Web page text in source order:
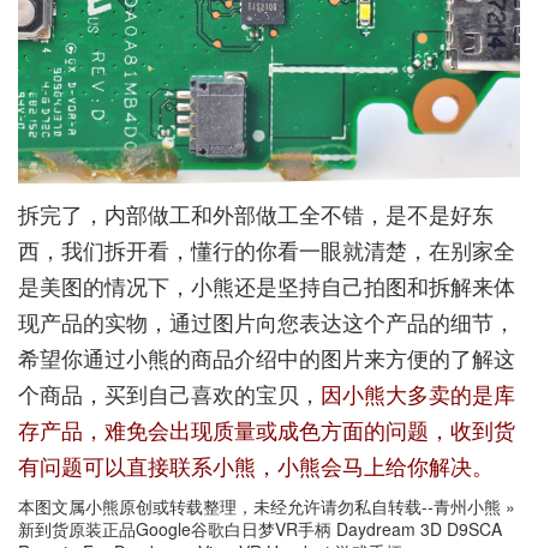
拆完了，内部做工和外部做工全不错，是不是好东
西，我们拆开看，懂行的你看一眼就清楚，在别家全
是美图的情况下，小熊还是坚持自己拍图和拆解来体
现产品的实物，通过图片向您表达这个产品的细节，
希望你通过小熊的商品介绍中的图片来方便的了解这
个商品，买到自己喜欢的宝贝， 因小熊大多卖的是库
存产品，难免会出现质量或成色方面的问题，收到货
有问题可以直接联系小熊，小熊会马上给你解决。
本图文属小熊原创或转载整理，未经允许请勿私自转载--青州小熊 »
新到货原装正品Google谷歌白日梦VR手柄 Daydream 3D D9SCA